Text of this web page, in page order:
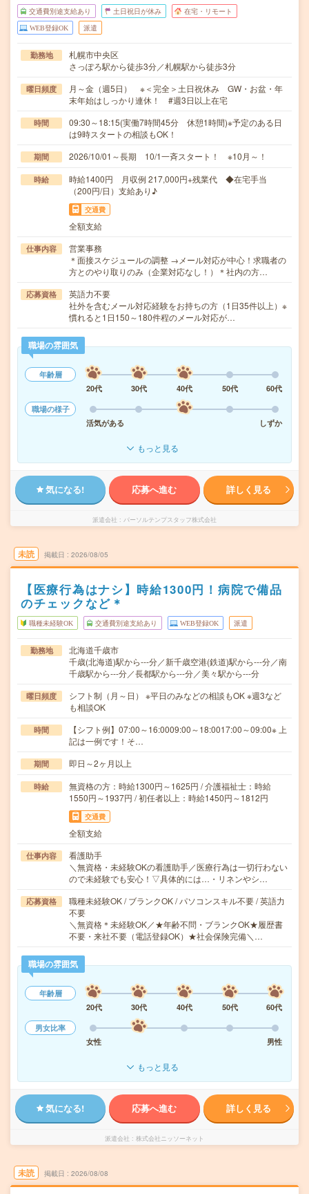
交通費別途支給あり 土日祝日が休み 在宅・リモート
WEB登録OK 派遣
勤務地
札幌市中央区
さっぽろ駅から徒歩3分／札幌駅から徒歩3分
曜日頻度
月～金（週5日） ※＜完全＞土日祝休み GW・お盆・年
末年始はしっかり連休！ #週3日以上在宅
時間
09:30～18:15(実働7時間45分 休憩1時間)※予定のある日
は9時スタートの相談もOK！
期間 2026/10/01～長期 10/1一斉スタート！ ※10月～！
時給
時給1400円 月収例 217,000円+残業代 ◆在宅手当
（200円/日）支給あり♪
交通費
全額支給
仕事内容
営業事務
＊面接スケジュールの調整 →メール対応が中心！求職者の
方とのやり取りのみ（企業対応なし！）＊社内の方…
応募資格
英語力不要
社外を含むメール対応経験をお持ちの方（1日35件以上）※
慣れると1日150～180件程のメール対応が…
職場の雰囲気
年齢層
20代
30代 40代 50代
60代
職場の様子
活気がある
しずか
もっと見る
気になる! 応募へ進む 詳しく見る
派遣会社 パーソルテンプスタッフ株式会社
未読 掲載日 2026/08/05
【医療行為はナシ】時給1300円！病院で備品
のチェックなど＊
職種未経験OK 交通費別途支給あり WEB登録OK 派遣
勤務地
北海道千歳市
千歳(北海道)駅から---分／新千歳空港(鉄道)駅から---分／南
千歳駅から---分／長都駅から---分／美々駅から---分
曜日頻度
シフト制（月～日） ※平日のみなどの相談もOK ※週3など
も相談OK
時間
【シフト例】07:00～16:0009:00～18:0017:00～09:00※ 上
記は一例です！そ…
期間 即日～2ヶ月以上
時給
無資格の方：時給1300円～1625円 / 介護福祉士：時給
1550円～1937円 / 初任者以上：時給1450円～1812円
交通費
全額支給
仕事内容
看護助手
＼無資格・未経験OKの看護助手／医療行為は一切行わない
ので未経験でも安心！▽具体的には…・リネンやシ…
応募資格
職種未経験OK / ブランクOK / パソコンスキル不要 / 英語力
不要
＼無資格＊未経験OK／★年齢不問・ブランクOK★履歴書
不要・来社不要（電話登録OK）★社会保険完備＼…
職場の雰囲気
年齢層
20代
30代 40代 50代
60代
男女比率
女性
男性
もっと見る
気になる! 応募へ進む 詳しく見る
派遣会社 株式会社ニッソーネット
未読 掲載日 2026/08/08